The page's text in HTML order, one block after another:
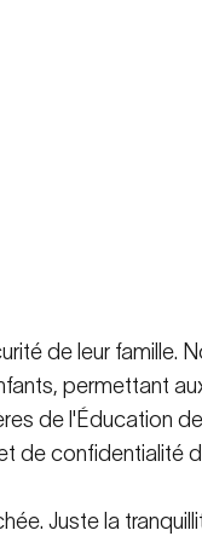
de leur famille.
permettant
de l'Éducation
de confidentialité
Juste la